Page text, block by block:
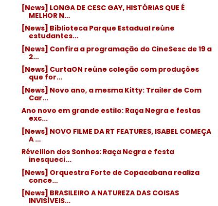
[News] LONGA DE CESC GAY, HISTÓRIAS QUE É
MELHOR N...
[News] Biblioteca Parque Estadual reúne
estudantes...
[News] Confira a programação do CineSesc de 19 a
2...
[News] CurtaON reúne coleção com produções
que for...
[News] Novo ano, a mesma Kitty: Trailer de Com
Car...
Ano novo em grande estilo: Raça Negra e festas
exc...
[News] NOVO FILME DA RT FEATURES, ISABEL COMEÇA
A ...
Réveillon dos Sonhos: Raça Negra e festa
inesquecí...
[News] Orquestra Forte de Copacabana realiza
conce...
[News] BRASILEIRO A NATUREZA DAS COISAS
INVISÍVEIS...